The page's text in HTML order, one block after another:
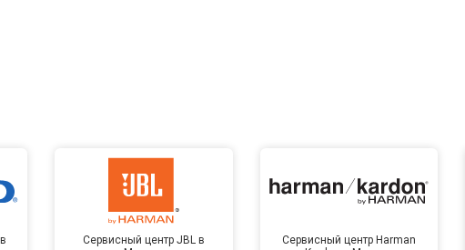
Сервисный центр JBL в
Сервисный центр Harman